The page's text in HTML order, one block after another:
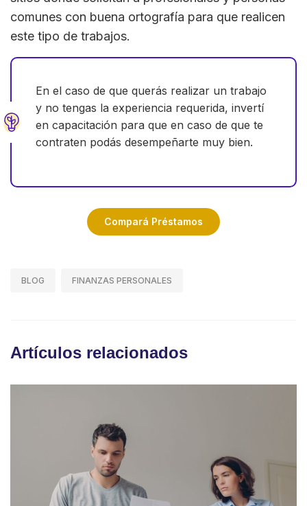
comunes con buena ortografía para que realicen
este tipo de trabajos.
En el caso de que querás realizar un trabajo
y no tengas la experiencia requerida, invertí
en capacitación para que en caso de que te
contraten podás desempeñarte muy bien.
Compará Préstamos
BLOG FINANZAS PERSONALES
Artículos relacionados